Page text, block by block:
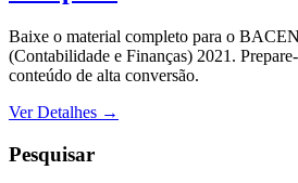
Baixe o material completo para o
(Contabilidade e Finanças) 2021.
conteúdo de alta conversão.
Ver Detalhes →
Pesquisar